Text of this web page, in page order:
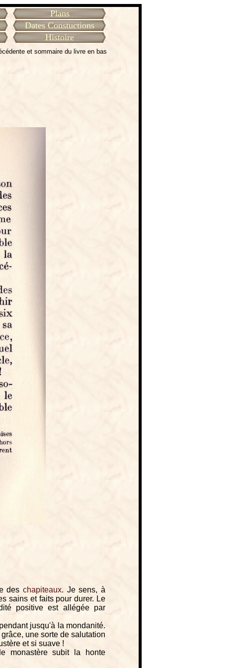
Plans
Dates Constuctions
Histoire
et sommaire du livre en bas
des chapiteaux. Je sens, à
sains et faits pour durer. Le
positive est allégée par
jusqu'à la mondanité.
une sorte de salutation
et si suave !
monastère subit la honte